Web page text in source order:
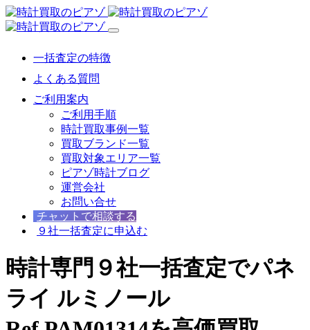
一括査定の特徴
よくある質問
ご利用案内
ご利用手順
時計買取事例一覧
買取ブランド一覧
買取対象エリア一覧
ピアゾ時計ブログ
運営会社
お問い合せ
チャットで相談する
９社一括査定に申込む
時計専門９社一括査定でパネ
ライ ルミノール